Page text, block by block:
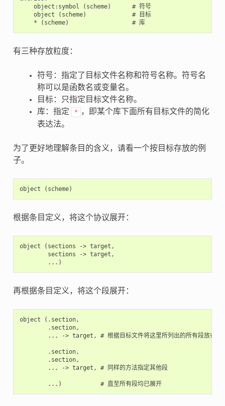
    object:symbol (scheme)      # 符号
    object (scheme)             # 目标
    * (scheme)                  # 库
有三种存放粒度：
符号：指定了目标文件名称和符号名称。符号名
称可以是函数名或变量名。
目标：只指定目标文件名称。
库：指定
*
，即某个库下面所有目标文件的简化
表达法。
为了更好地理解条目的含义，请看一个按目标存放的例
子。
根据条目定义，将这个协议展开：
object (sections -> target,
        sections -> target,
再根据条目定义，将这个段展开：
object (.section,
        .section,
... -> target, # 根据目标文件将这里所列出的所有段放在该
        .section,
        .section,
        ... -> target, # 同样的方法指定其他段
        ...)           # 直至所有段均已展开